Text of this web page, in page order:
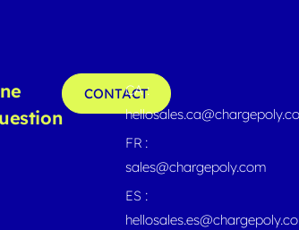
CONTACT
CA :
FR :
sales@chargepoly.com
ES :